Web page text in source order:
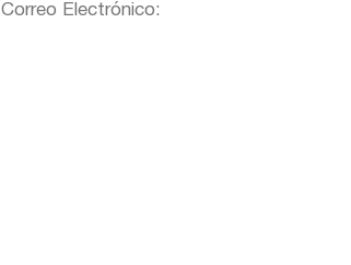
Correo Electrónico: